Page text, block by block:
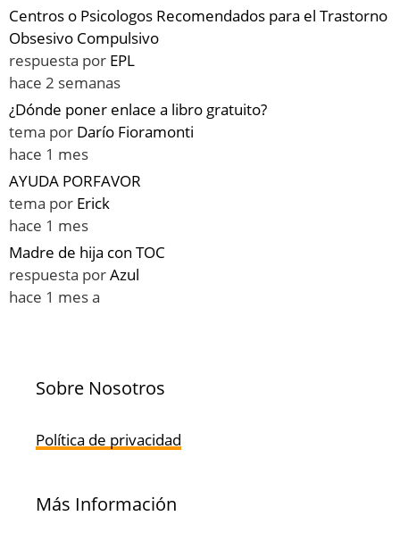
Centros o Psicologos Recomendados para el Trastorno
Obsesivo Compulsivo
respuesta por EPL
hace 2 semanas
¿Dónde poner enlace a libro gratuito?
tema por Darío Fioramonti
hace 1 mes
AYUDA PORFAVOR
tema por Erick
hace 1 mes
Madre de hija con TOC
respuesta porAzul
hace 1 mes a
Sobre Nosotros
Política de privacidad
Más Información